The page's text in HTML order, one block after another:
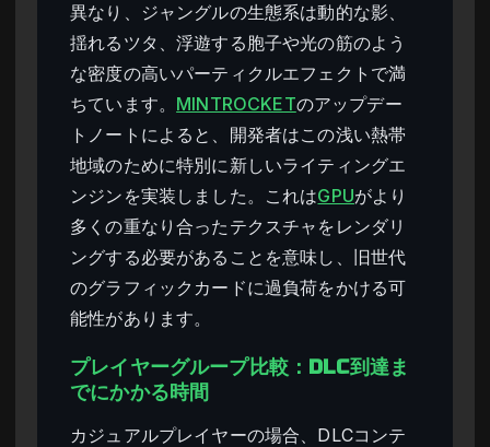
異なり、ジャングルの生態系は動的な影、
揺れるツタ、浮遊する胞子や光の筋のよう
な密度の高いパーティクルエフェクトで満
ちています。 MINTROCKETのアップデー
トノートによると、開発者はこの浅い熱帯
地域のために特別に新しいライティングエ
ンジンを実装しました。これはGPUがより
多くの重なり合ったテクスチャをレンダリ
ングする必要があることを意味し、旧世代
のグラフィックカードに過負荷をかける可
能性があります。
プレイヤーグループ比較：DLC到達ま
でにかかる時間
カジュアルプレイヤーの場合、DLCコンテ